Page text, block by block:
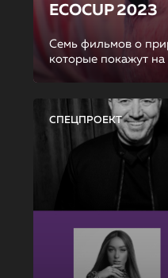
ECOCUP 2023
Семь фильмов о
которые покажут
СПЕЦПРОЕКТ